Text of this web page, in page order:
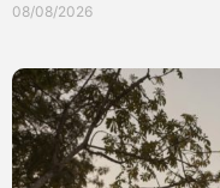
08/08/2026